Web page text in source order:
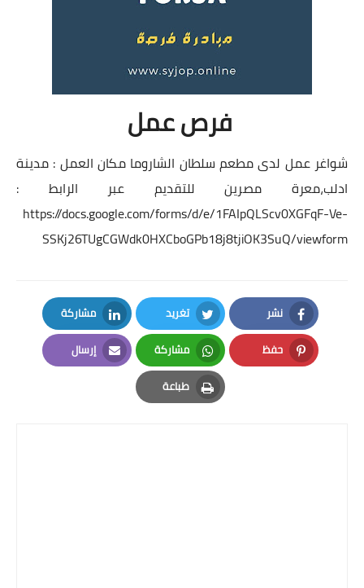
فرص عمل
شواغر عمل لدى مطعم سلطان الشاروما مكان العمل : مدينة
ادلب،معرة مصرين للتقديم عبر الرابط :
https://docs.google.com/forms/d/e/1FAIpQLScv0XGFqF-Ve-
SSKj26TUgCGWdk0HXCboGPb18j8tjiOK3SuQ/viewform
نشر
Facebook
تغريد
Twitter
مشاركة
LinkedIn
حفظ
Pinterest
مشاركة
Whatsapp
إرسال
Email
طباعة
Print